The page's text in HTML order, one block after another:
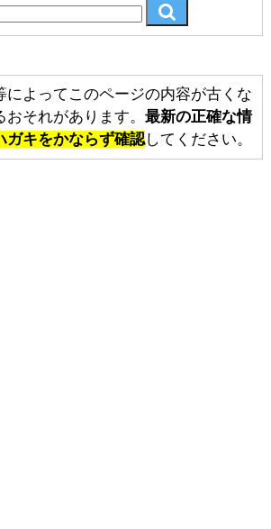
によってこのページの内容が古くな
それがあります。 最新の正確な情
ガキをかならず確認してください。